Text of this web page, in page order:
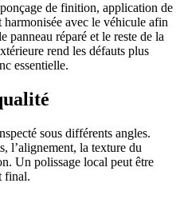
de finition, application de
avec le véhicule afin
panneau réparé et le reste de la
rend les défauts plus
essentielle.
sous différents angles.
l’alignement, la texture du
Un polissage local peut être
final.